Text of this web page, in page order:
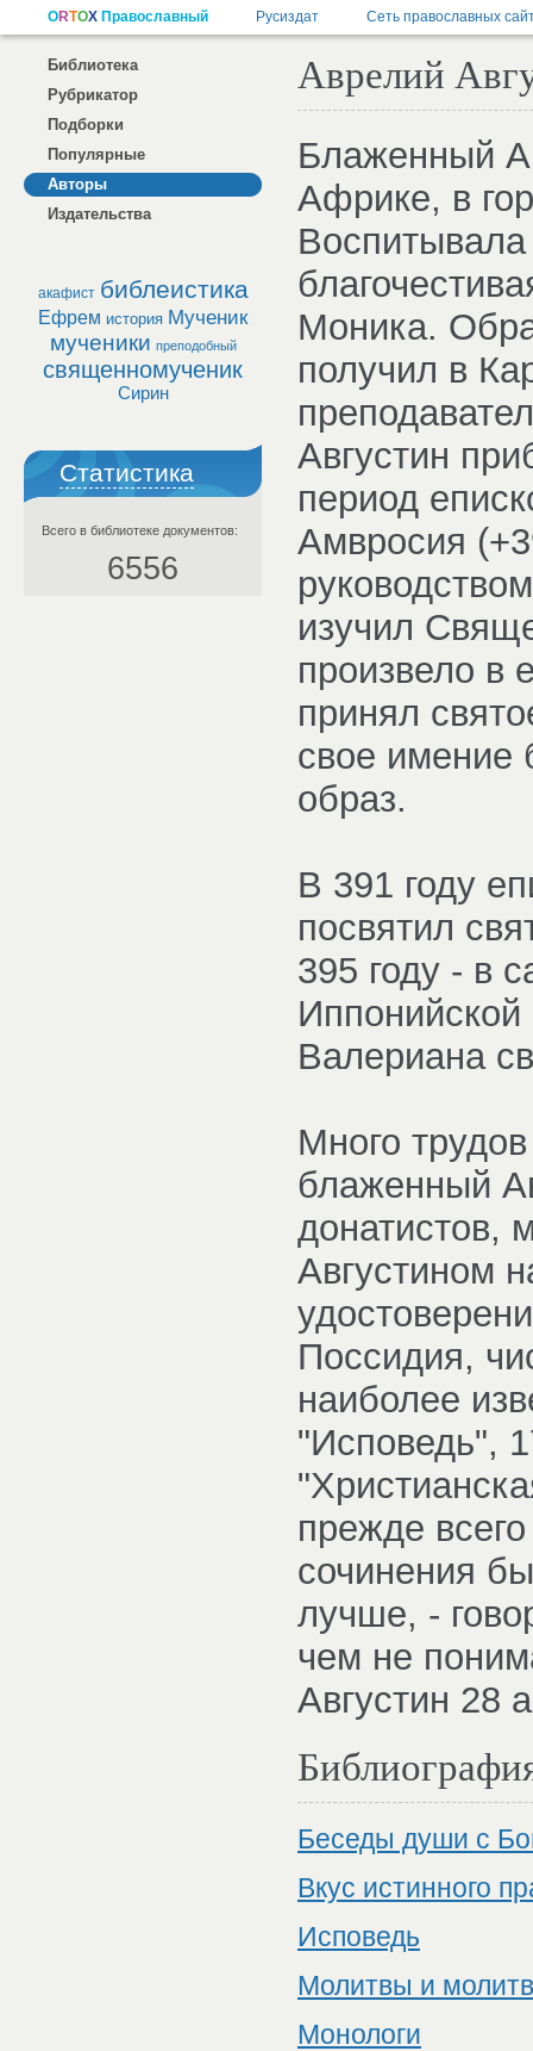
Библиотека
Рубрикатор
Подборки
Популярные
Авторы
Издательства
акафист библеистика
Ефрем история Мученик
мученики преподобный
священномученик
Сирин
Статистика
Всего в библиотеке документов:
6556
Аврелий
Блаженный
Африке, в
Воспитывала
Моника.
получил в
Августин
период
Амвросия
изучил
произвело в
принял
свое имение
образ.
В 391 году
посвятил
395 году - в
Валериана
Много
блаженный
донатистов,
Августином
Поссидия,
наиболее
"Исповедь",
прежде
сочинения
лучше, -
чем не
Августин 28
Беседы души с
Вкус истинного
Исповедь
Молитвы и
Монологи